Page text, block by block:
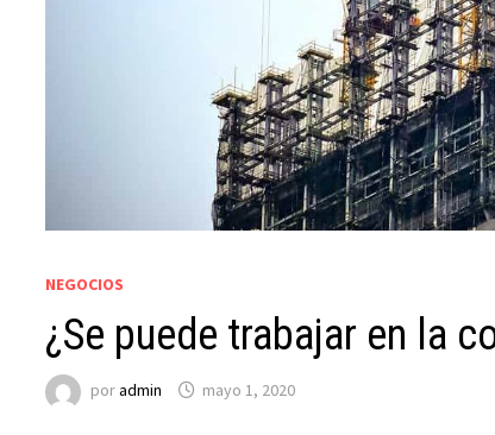
NEGOCIOS
¿Se puede trabajar en la
poradmin mayo 1, 2020